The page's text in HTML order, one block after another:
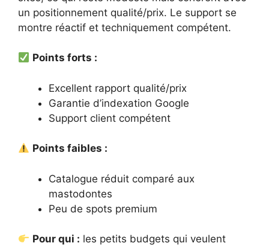
un positionnement qualité/prix. Le support se
montre réactif et techniquement compétent.
Points forts :
Excellent rapport qualité/prix
Garantie d’indexation Google
Support client compétent
Points faibles :
Catalogue réduit comparé aux
mastodontes
Peu de spots premium
Pour qui : les petits budgets qui veulent